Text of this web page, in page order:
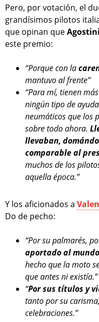
Pero, por votación, el
grandísimos pilotos
que opinan queAgostini
este premio:
“Porque con la
mantuvo al frente”
“Para mí, tienen
ningún tipo de
neumáticos que los
sobre todo ahora.
llevaban,
comparable al
muchos de los
aquella época.”
Y los aficionados a
Do de pecho:
“Por su palmarés,
aportado al
hecho que la moto
que antes ni existía.”
“Por sus títulos y
tanto por su
celebraciones.”